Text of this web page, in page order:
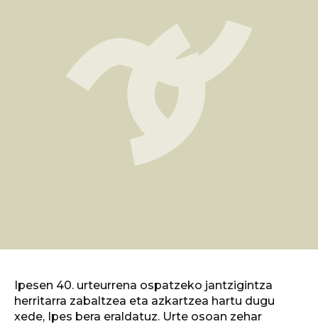
Ipesen 40. urteurrena ospatzeko jantzigintza
herritarra zabaltzea eta azkartzea hartu dugu
xede, Ipes bera eraldatuz. Urte osoan zehar